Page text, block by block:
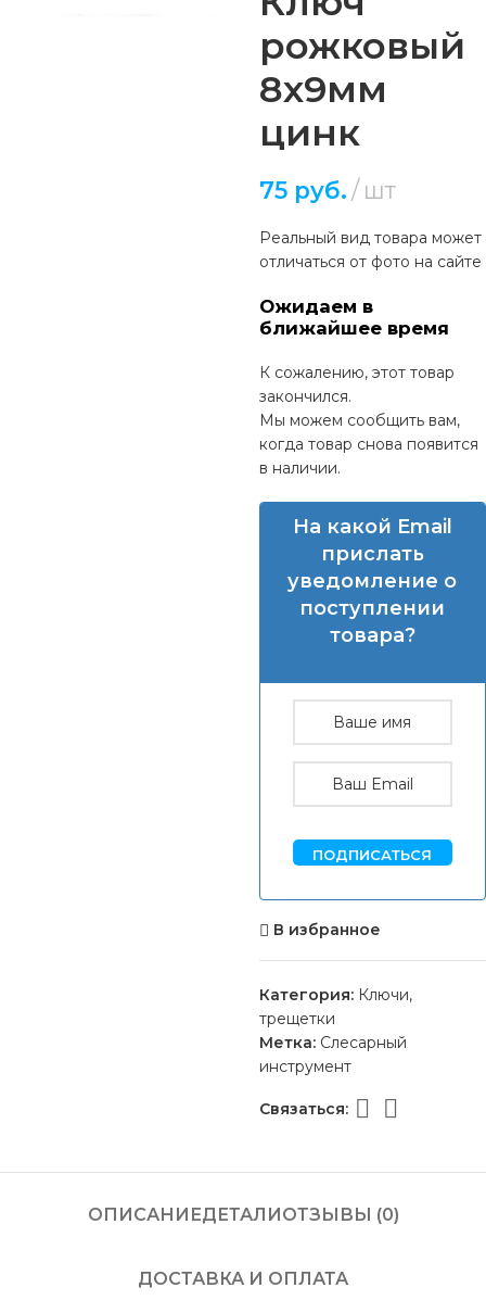
рожковый
8х9мм
цинк
75руб. шт
Реальный вид товара может
отличаться от фото на сайте
Ожидаем в
ближайшее время
К сожалению, этот товар
закончился.
Мы можем сообщить вам,
когда товар снова появится
в наличии.
На какой Email
прислать
уведомление о
поступлении
товара?
ПОДПИСАТЬСЯ
В избранное
Категория: Ключи,
трещетки
Метка: Слесарный
инструмент
Связаться:
ОПИСАНИЕДЕТАЛИОТЗЫВЫ (0)
ДОСТАВКА И ОПЛАТА